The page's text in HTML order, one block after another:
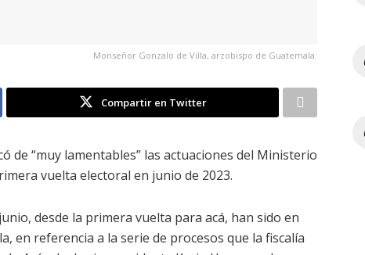
Monseñor Gonzalo de Villa, arzobispo de Guatemala.
Compartir en Twitter
de “muy lamentables” las actuaciones del Ministerio
vuelta electoral en junio de 2023.
desde la primera vuelta para acá, han sido en
en referencia a la serie de procesos que la fiscalía